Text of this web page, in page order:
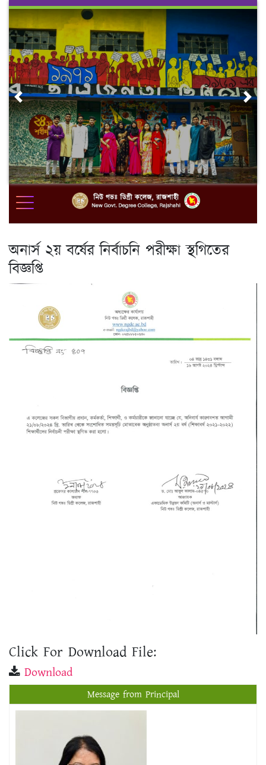
Skip
content
Previous
অনার্স ২য় বর্ষের নির্বাচনি পরীক্ষা স্থগিতের
বিজ্ঞপ্তি
Message from Principal